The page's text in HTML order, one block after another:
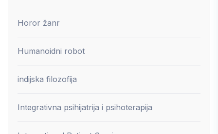
Horor žanr
Humanoidni robot
indijska filozofija
Integrativna psihijatrija i psihoterapija